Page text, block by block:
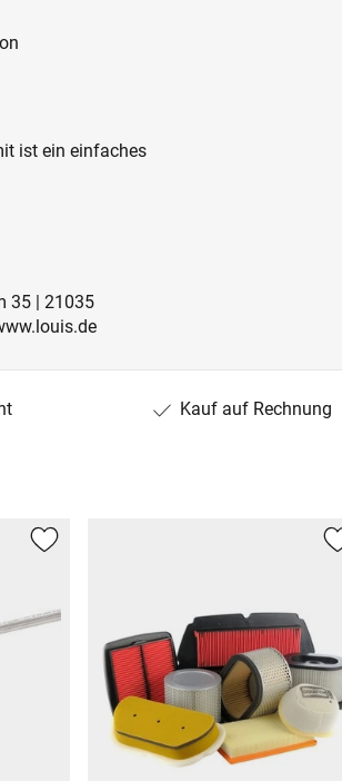
ist ein einfaches
35 | 21035
Kauf auf Rechnung